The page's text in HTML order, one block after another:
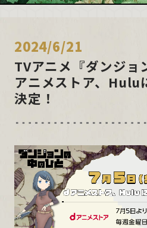
2024/6/21
TVアニメ『ダンジョ
アニメストア、Hulu
決定！